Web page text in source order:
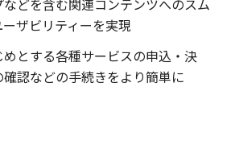
どを含む関連コンテンツへのスム
ザビリティーを実現
とする各種サービスの申込・決
認などの手続きをより簡単に